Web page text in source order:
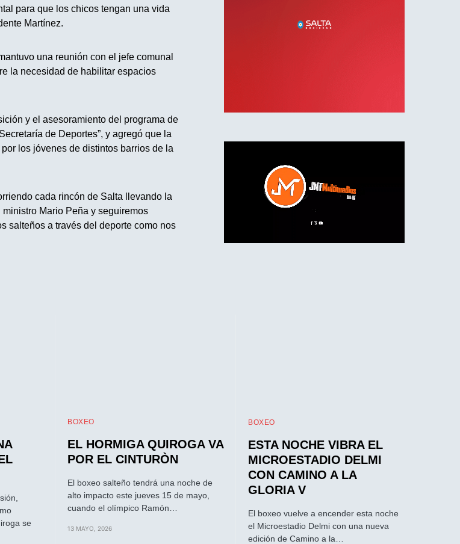
para que los chicos tengan una vida
Martínez.
una reunión con el jefe comunal
la necesidad de habilitar espacios
y el asesoramiento del programa de
de Deportes”, y agregó que la
los jóvenes de distintos barrios de la
cada rincón de Salta llevando la
Mario Peña y seguiremos
salteños a través del deporte como nos
se
BOXEO
EL HORMIGA QUIROGA VA
POR EL CINTURÒN
El boxeo salteño tendrá una noche de
alto impacto este jueves 15 de mayo,
cuando el olímpico Ramón…
13 MAYO, 2026
BOXEO
ESTA NOCHE VIBRA EL
MICROESTADIO DELMI
CON CAMINO A LA
GLORIA V
El boxeo vuelve a encender esta noche
el Microestadio Delmi con una nueva
edición de Camino a la…